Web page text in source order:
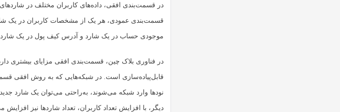
در قسمت‌بندی افقی، داده‌های کاربران مختلف در
قسمت‌بندی عمودی، هر یک از مشخصات کاربران در یک
موجودی حساب در یک شارد و آدرس کیف پول در یک شارد
در فناوری بلاک چین، قسمت‌بندی افقی مزایای بیشتری
قابل‌پیاده‌سازی است. در شبکه‌هایی که به روش افقی
نودها وارد شبکه می‌شوند، به‌راحتی می‌توان یک شارد جدید
دیگر، با افزایش تعداد کاربران، تعداد شاردها نیز